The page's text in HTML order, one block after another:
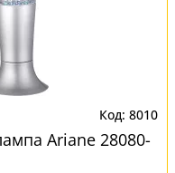
8010
Ariane 28080-